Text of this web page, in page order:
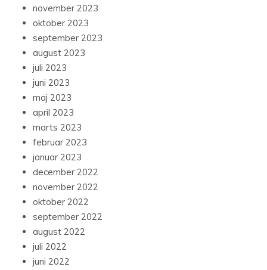
november 2023
oktober 2023
september 2023
august 2023
juli 2023
juni 2023
maj 2023
april 2023
marts 2023
februar 2023
januar 2023
december 2022
november 2022
oktober 2022
september 2022
august 2022
juli 2022
juni 2022